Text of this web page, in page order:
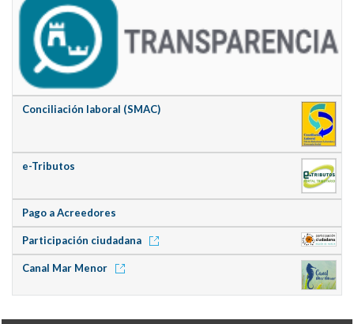
Conciliación laboral (SMAC)
e-Tributos
Pago a Acreedores
Participación ciudadana
Canal Mar Menor